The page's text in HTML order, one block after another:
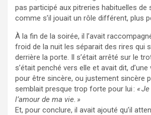
pas participé aux pitreries habituelles de
comme s’il jouait un rôle différent, plus
À la fin de la soirée, il l’avait
froid de la nuit les séparait des rires qui
derrière la porte. Il s’était arrêté sur le
s’était penché vers elle et avait dit,
pour être sincère, ou justement sincère
semblait presque trop forte pour lui : «
l’amour de ma vie. »
Et, pour conclure, il avait ajouté qu’il